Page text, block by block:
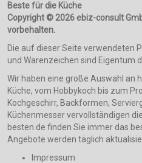
Beste für die Küche
Copyright © 2026 ebiz-consult
vorbehalten.
Die auf dieser Seite verwendeten
und Warenzeichen sind Eigentum
Wir haben eine große Auswahl an
Küche, vom Hobbykoch bis zum
Kochgeschirr, Backformen,
Küchenmesser vervollständigen
besten.de finden Sie immer das
Angebote werden täglich
Impressum